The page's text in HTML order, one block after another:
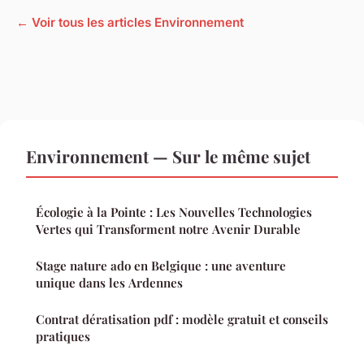
← Voir tous les articles Environnement
Environnement — Sur le même sujet
Écologie à la Pointe : Les Nouvelles Technologies
Vertes qui Transforment notre Avenir Durable
Stage nature ado en Belgique : une aventure
unique dans les Ardennes
Contrat dératisation pdf : modèle gratuit et conseils
pratiques